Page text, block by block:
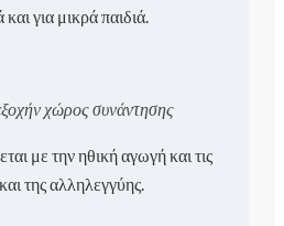
για μικρά παιδιά.
χώρος συνάντησης
με την ηθική αγωγή και τις
της αλληλεγγύης.